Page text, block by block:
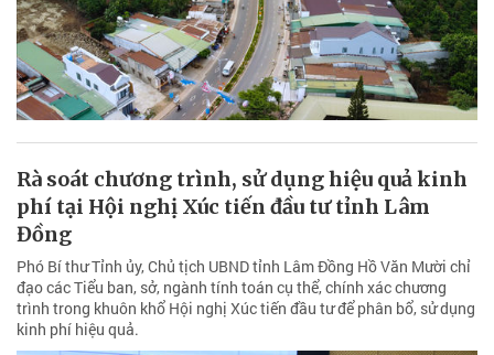
Rà soát chương trình, sử dụng hiệu quả kinh
phí tại Hội nghị Xúc tiến đầu tư tỉnh Lâm
Đồng
Phó Bí thư Tỉnh ủy, Chủ tịch UBND tỉnh Lâm Đồng Hồ Văn Mười chỉ
đạo các Tiểu ban, sở, ngành tính toán cụ thể, chính xác chương
trình trong khuôn khổ Hội nghị Xúc tiến đầu tư để phân bổ, sử dụng
kinh phí hiệu quả.